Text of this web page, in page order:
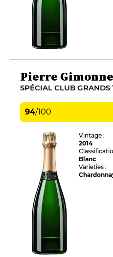
Pierre
94/100
Vintage :
2014
Blanc
Varieties :